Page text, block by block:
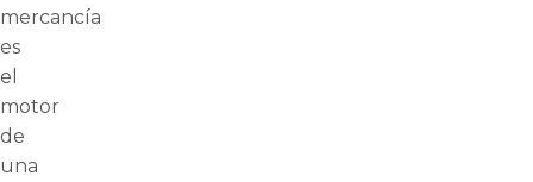
mercancía
es
el
motor
de
una